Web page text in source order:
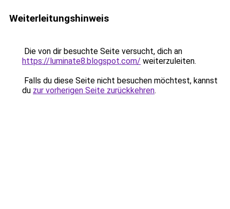
Weiterleitungshinweis
Die von dir besuchte Seite versucht, dich an
https://luminate8.blogspot.com/ weiterzuleiten.
Falls du diese Seite nicht besuchen möchtest, kannst
du zur vorherigen Seite zurückkehren.